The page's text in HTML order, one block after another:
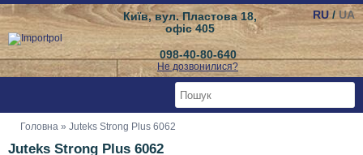
RU / UA
Київ, вул. Пластова 18,
офіс 405
098-40-80-640
Не дозвонилися?
Головна » Juteks Strong Plus 6062
Juteks Strong Plus 6062